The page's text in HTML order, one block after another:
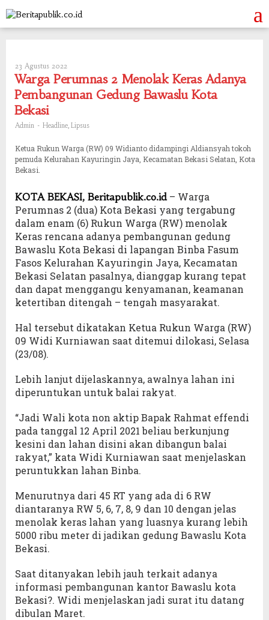
to
content
23 Agustus 2022
Warga Perumnas 2 Menolak Keras Adanya
Pembangunan Gedung Bawaslu Kota
Bekasi
Admin - Headline, Lipsus
Ketua Rukun Warga (RW) 09 Widianto didampingi Aldiansyah tokoh
pemuda Kelurahan Kayuringin Jaya, Kecamatan Bekasi Selatan, Kota
Bekasi.
KOTA BEKASI, Beritapublik.co.id– Warga
Perumnas 2 (dua) Kota Bekasi yang tergabung
dalam enam (6) Rukun Warga (RW) menolak
Keras rencana adanya pembangunan gedung
Bawaslu Kota Bekasi di lapangan Binba Fasum
Fasos Kelurahan Kayuringin Jaya, Kecamatan
Bekasi Selatan pasalnya, dianggap kurang tepat
dan dapat menggangu kenyamanan, keamanan
ketertiban ditengah – tengah masyarakat.
Hal tersebut dikatakan Ketua Rukun Warga (RW)
09 Widi Kurniawan saat ditemui dilokasi, Selasa
(23/08).
Lebih lanjut dijelaskannya, awalnya lahan ini
diperuntukan untuk balai rakyat.
“Jadi Wali kota non aktip Bapak Rahmat effendi
pada tanggal 12 April 2021 beliau berkunjung
kesini dan lahan disini akan dibangun balai
rakyat,” kata Widi Kurniawan saat menjelaskan
peruntukkan lahan Binba.
Menurutnya dari 45 RT yang ada di 6 RW
diantaranya RW 5, 6, 7, 8, 9 dan 10 dengan jelas
menolak keras lahan yang luasnya kurang lebih
5000 ribu meter di jadikan gedung Bawaslu Kota
Bekasi.
Saat ditanyakan lebih jauh terkait adanya
informasi pembangunan kantor Bawaslu kota
Bekasi?. Widi menjelaskan jadi surat itu datang
dibulan Maret.